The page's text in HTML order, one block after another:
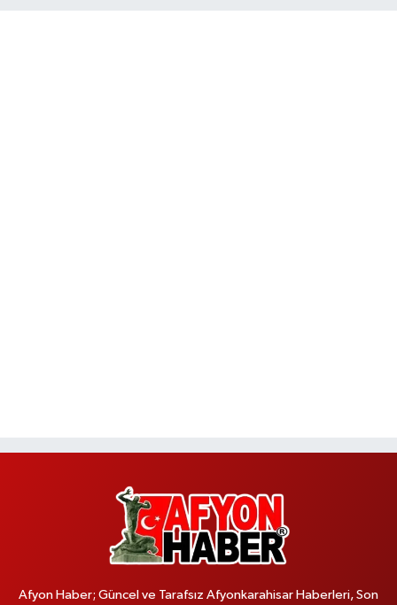
Afyon Haber; Güncel ve Tarafsız Afyonkarahisar Haberleri, Son